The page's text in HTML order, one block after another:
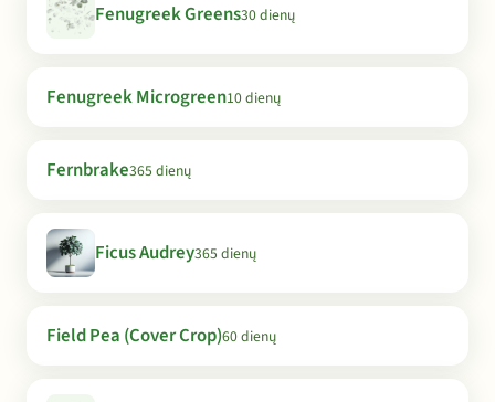
Fenugreek Greens30 dienų
Fenugreek Microgreen10 dienų
Fernbrake365 dienų
Ficus Audrey365 dienų
Field Pea (Cover Crop)60 dienų